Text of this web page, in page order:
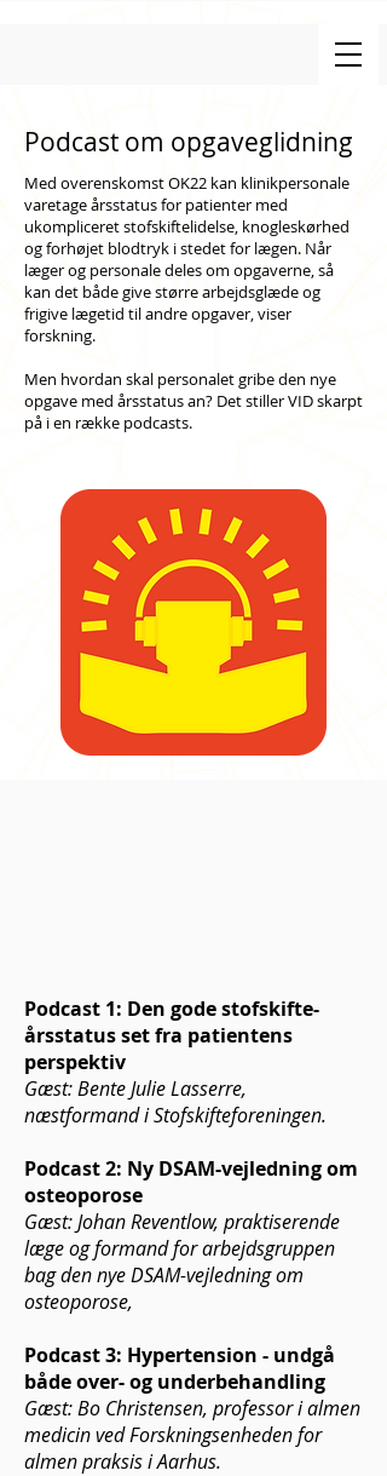
Podcast om opgaveglidning
Med overenskomst OK22 kan klinikpersonale
varetage årsstatus for patienter med
ukompliceret stofskiftelidelse, knogleskørhed
og forhøjet blodtryk i stedet for lægen. Når
læger og personale deles om opgaverne, så
kan det både give større arbejdsglæde og
frigive lægetid til andre opgaver, viser
forskning.
Men hvordan skal personalet gribe den nye
opgave med årsstatus an? Det stiller VID skarpt
på i en række podcasts.
Podcast 1: Den gode stofskifte-
årsstatus set fra patientens
perspektiv
Gæst: Bente Julie Lasserre,
næstformand i Stofskifteforeningen.
Podcast 2: Ny DSAM-vejledning om
osteoporose
Gæst: Johan Reventlow, praktiserende
læge og formand for arbejdsgruppen
bag den nye DSAM-vejledning om
osteoporose,
Podcast 3: Hypertension - undgå
både over- og underbehandling
Gæst: Bo Christensen, professor i almen
medicin ved Forskningsenheden for
almen praksis i Aarhus.